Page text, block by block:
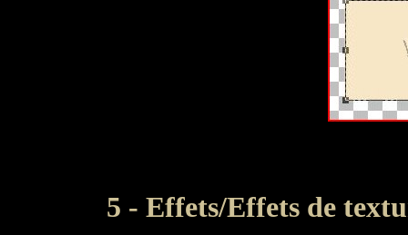
5 - Effets/Effets de